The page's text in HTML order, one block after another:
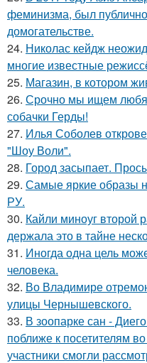
феминизма, был
домогательстве.
24. Николас кейдж
многие известные
25. Магазин, в котором
26. Срочно мы ищем
собачки Герды!
27. Илья Соболев
"Шоу Воли".
28. Город засыпает.
29. Самые яркие образы
РУ.
30. Кайли миноуг второй
держала это в тайне
31. Иногда одна цель
человека.
32. Во Владимире
улицы Чернышевского.
33. В зоопарке сан -
поближе к посетителям
участники смогли